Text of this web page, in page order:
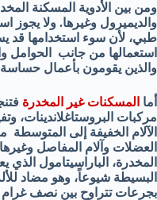
ومن بين الأدوية المسكنة
والديميرول وغيرها. ولا يجوز
طبي، لأن سوء استخدامها قد
استعمالها من جانب الحوامل
والذين يقومون بأعمال
أما المسكنات غير المخدرة
مركبات البروستاغلاندينات،
الآلام الخفيفة إلى المتوسطة
العضلات وآلام المفاصل
المخدرة، الباراسيتامول
البسيطة شيوعاً، وهو مضاد
بجرعات تتراوح بين نصف غرام